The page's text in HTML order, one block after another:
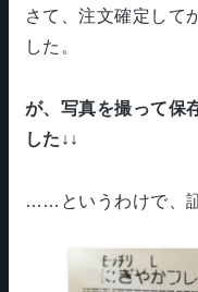
さて、注文確定して
した。
が、写真を撮って保
した↓↓
……というわけで、